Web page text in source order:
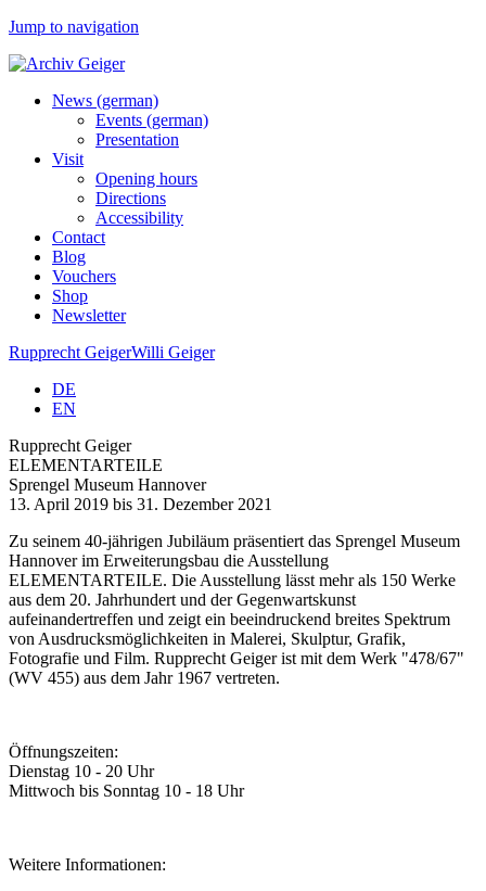
Jump to navigation
News (german)
Events (german)
Presentation
Visit
Opening hours
Directions
Accessibility
Contact
Blog
Vouchers
Shop
Newsletter
Rupprecht GeigerWilli Geiger
DE
EN
Rupprecht Geiger
ELEMENTARTEILE
Sprengel Museum Hannover
13. April 2019 bis 31. Dezember 2021
Zu seinem 40-jährigen Jubiläum präsentiert das Sprengel Museum
Hannover im Erweiterungsbau die Ausstellung
ELEMENTARTEILE. Die Ausstellung lässt mehr als 150 Werke
aus dem 20. Jahrhundert und der Gegenwartskunst
aufeinandertreffen und zeigt ein beeindruckend breites Spektrum
von Ausdrucksmöglichkeiten in Malerei, Skulptur, Grafik,
Fotografie und Film. Rupprecht Geiger ist mit dem Werk "478/67"
(WV 455) aus dem Jahr 1967 vertreten.
Öffnungszeiten:
Dienstag 10 - 20 Uhr
Mittwoch bis Sonntag 10 - 18 Uhr
Weitere Informationen: